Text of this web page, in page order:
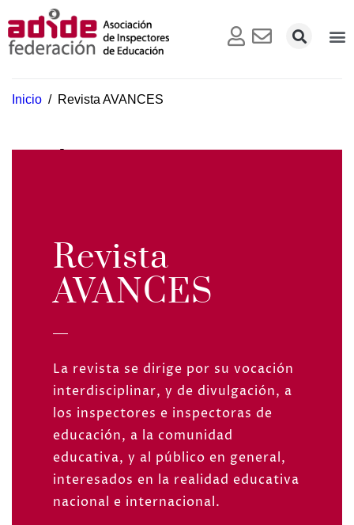
Inicio / Revista AVANCES
Revista AVANCES
Revista
AVANCES
La revista se dirige por su vocación
interdisciplinar, y de divulgación, a
los inspectores e inspectoras de
educación, a la comunidad
educativa, y al público en general,
interesados en la realidad educativa
nacional e internacional.